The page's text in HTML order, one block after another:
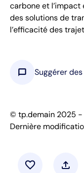
carbone et l’impact
des solutions de
l’efficacité des
chat_bubble Suggérer
© tp.demain 2025 -
Dernière
favorite upload